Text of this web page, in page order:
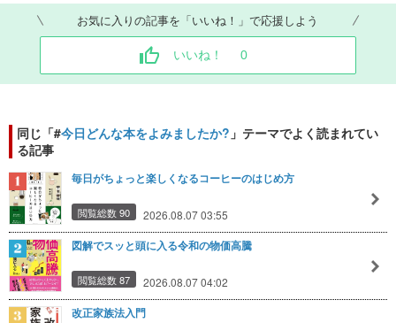
お気に入りの記事を「いいね！」で応援しよう
いいね！ 0
同じ「#今日どんな本をよみましたか? 」テーマでよく読まれてい
る記事
毎日がちょっと楽しくなるコーヒーのはじめ方
閲覧総数 90 2026.08.07 03:55
図解でスッと頭に入る令和の物価高騰
閲覧総数 87 2026.08.07 04:02
改正家族法入門